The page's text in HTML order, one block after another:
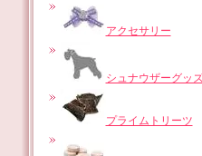
アクセサリー
シュナウザーグッ
プライムトリーツ